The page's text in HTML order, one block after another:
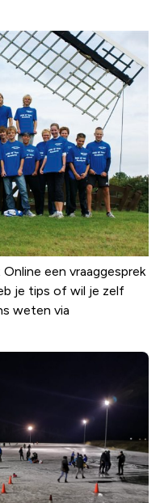
een vraaggesprek
je tips of wil je zelf
weten via